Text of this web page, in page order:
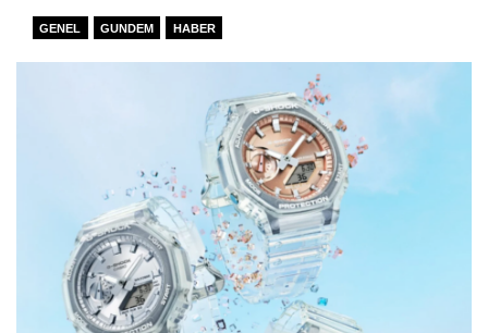
GENEL GUNDEM HABER